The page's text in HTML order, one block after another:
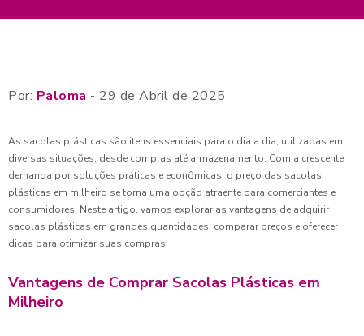
Por: Paloma - 29 de Abril de 2025
As sacolas plásticas são itens essenciais para o dia a dia, utilizadas em
diversas situações, desde compras até armazenamento. Com a crescente
demanda por soluções práticas e econômicas, o preço das sacolas
plásticas em milheiro se torna uma opção atraente para comerciantes e
consumidores. Neste artigo, vamos explorar as vantagens de adquirir
sacolas plásticas em grandes quantidades, comparar preços e oferecer
dicas para otimizar suas compras.
Vantagens de Comprar Sacolas Plásticas em
Milheiro